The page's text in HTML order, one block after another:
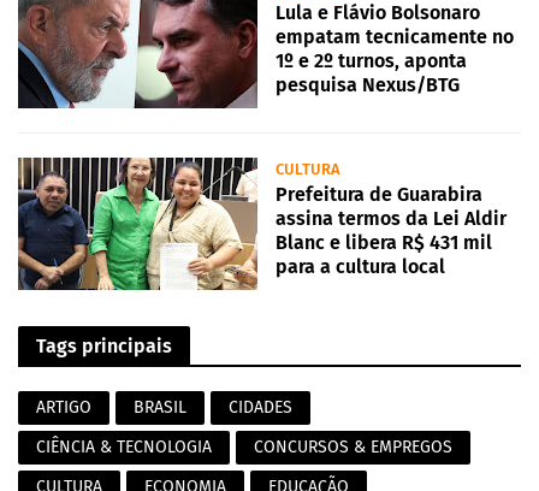
Lula e Flávio Bolsonaro
empatam tecnicamente no
1º e 2º turnos, aponta
pesquisa Nexus/BTG
CULTURA
Prefeitura de Guarabira
assina termos da Lei Aldir
Blanc e libera R$ 431 mil
para a cultura local
Tags principais
ARTIGO BRASIL
CIDADES
CIÊNCIA & TECNOLOGIA
CONCURSOS & EMPREGOS